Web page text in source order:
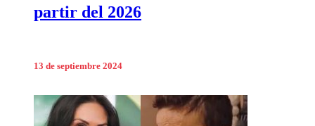
partir del 2026
13 de septiembre 2024